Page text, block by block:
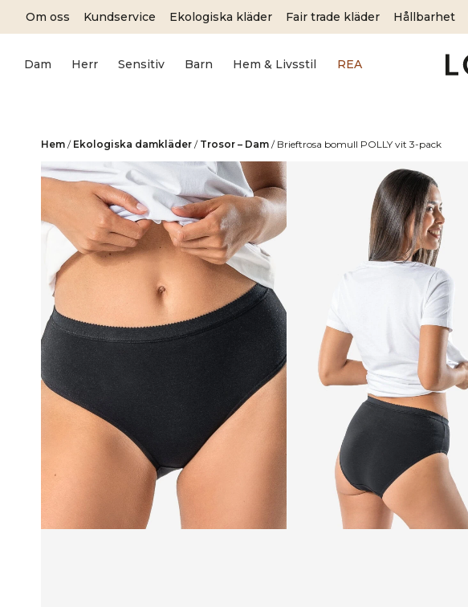
Om oss Kundservice Ekologiska kläder Fair trade kläder Hållbarhet
Dam Herr Sensitiv Barn Hem & Livsstil REA
Hem / Ekologiska damkläder / Trosor – Dam / Brieftrosa bomull POLLY vit 3-pack